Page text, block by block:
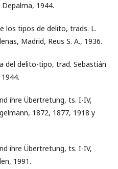
1944.
los tipos de delito, trads. L.
Madrid, Reus S. A., 1936.
del delito-tipo, trad. Sebastián
ihre Übertretung, ts. I-IV,
1872, 1877, 1918 y
ihre Übertretung, ts. I-IV,
1991.